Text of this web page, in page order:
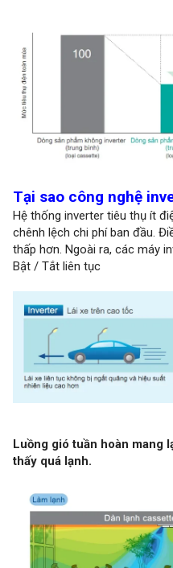
Tại sao công nghệ
Hệ thống inverter tiêu thụ ít
chênh lệch chi phí ban đầu.
thấp hơn. Ngoài ra, các máy
Bật / Tắt liên tục
Luồng gió tuần hoàn mang
thấy quá lạnh.